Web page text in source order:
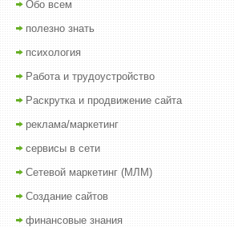
Обо всем
полезно знать
психология
Работа и трудоустройство
Раскрутка и продвижение сайта
реклама/маркетинг
сервисы в сети
Сетевой маркетинг (МЛМ)
Создание сайтов
финансовые знания